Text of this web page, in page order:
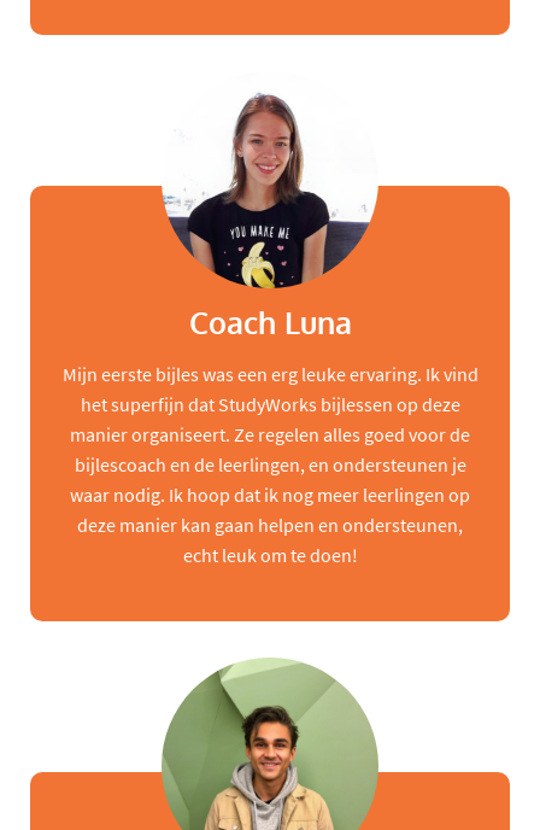
Coach Luna
Mijn eerste bijles was een erg leuke ervaring. Ik vind
het superfijn dat StudyWorks bijlessen op deze
manier organiseert. Ze regelen alles goed voor de
bijlescoach en de leerlingen, en ondersteunen je
waar nodig. Ik hoop dat ik nog meer leerlingen op
deze manier kan gaan helpen en ondersteunen,
echt leuk om te doen!